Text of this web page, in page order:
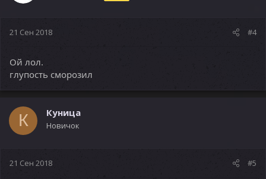
21 Сен 2018 #4
Ой лол.
глупость сморозил
К Куница
Новичок
21 Сен 2018 #5